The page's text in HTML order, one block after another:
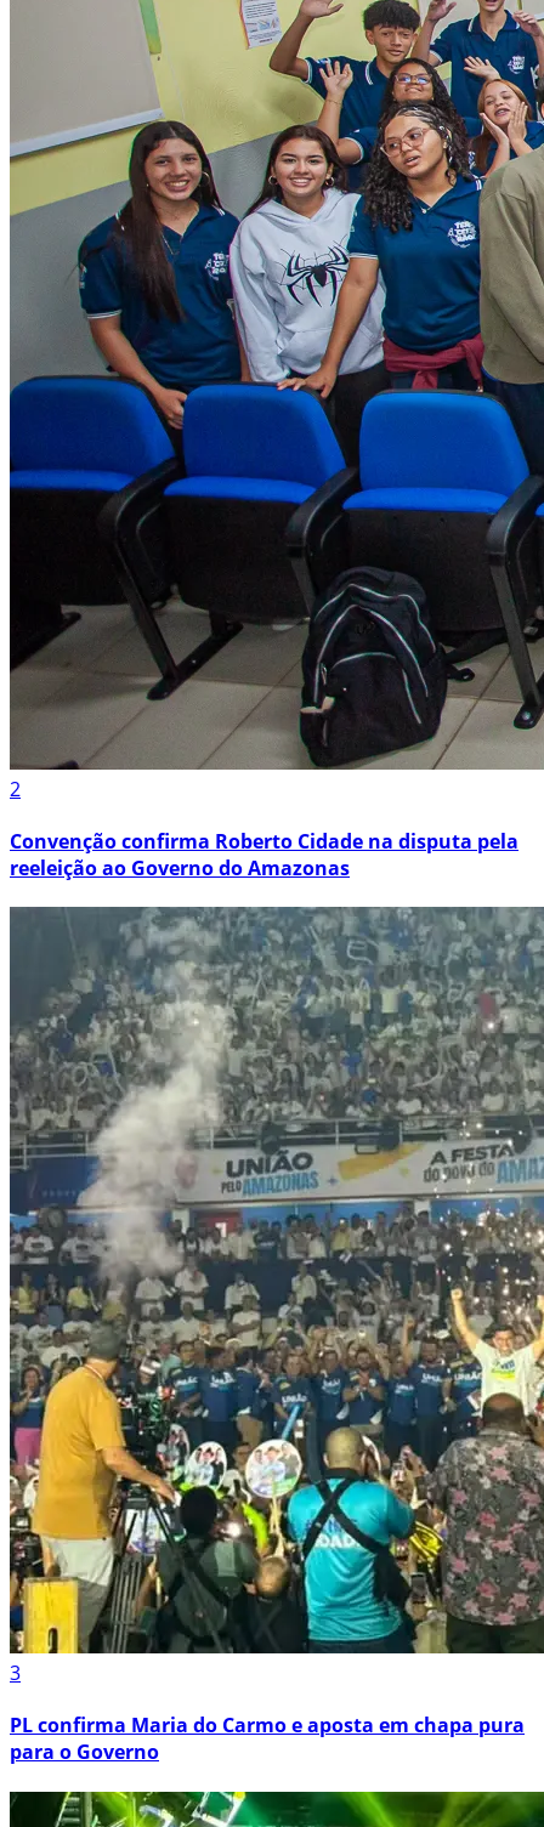
2
Convenção confirma Roberto Cidade na disputa pela
reeleição ao Governo do Amazonas
3
PL confirma Maria do Carmo e aposta em chapa pura
para o Governo